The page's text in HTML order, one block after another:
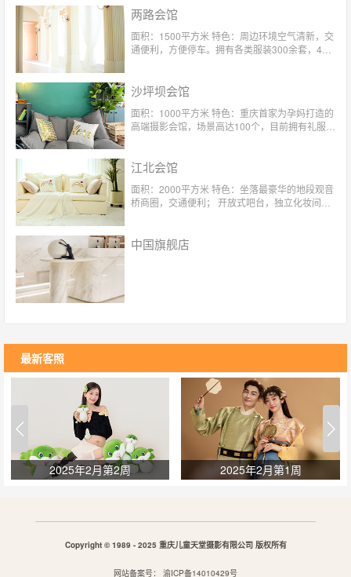
儿童天堂定制礼服，每季度更新。
两路会馆
面积：1500平方米 特色：周边环境空气清新，交
通便利，方便停车。拥有各类服装300余套，4对
沙坪坝会馆
面积：1000平方米 特色：重庆首家为孕妈打造的
高端摄影会馆，场景高达100个，目前拥有礼服
江北会馆
面积：2000平方米 特色：坐落最豪华的地段观音
桥商圈，交通便利； 开放式吧台，独立化妆间，
毒；
中国旗舰店
最新客照
2025年2月第2周 2025年2月第1周
Copyright © 1989 - 2025 重庆儿童天堂摄影有限公司 版权所有
网站备案号： 渝ICP备14010429号